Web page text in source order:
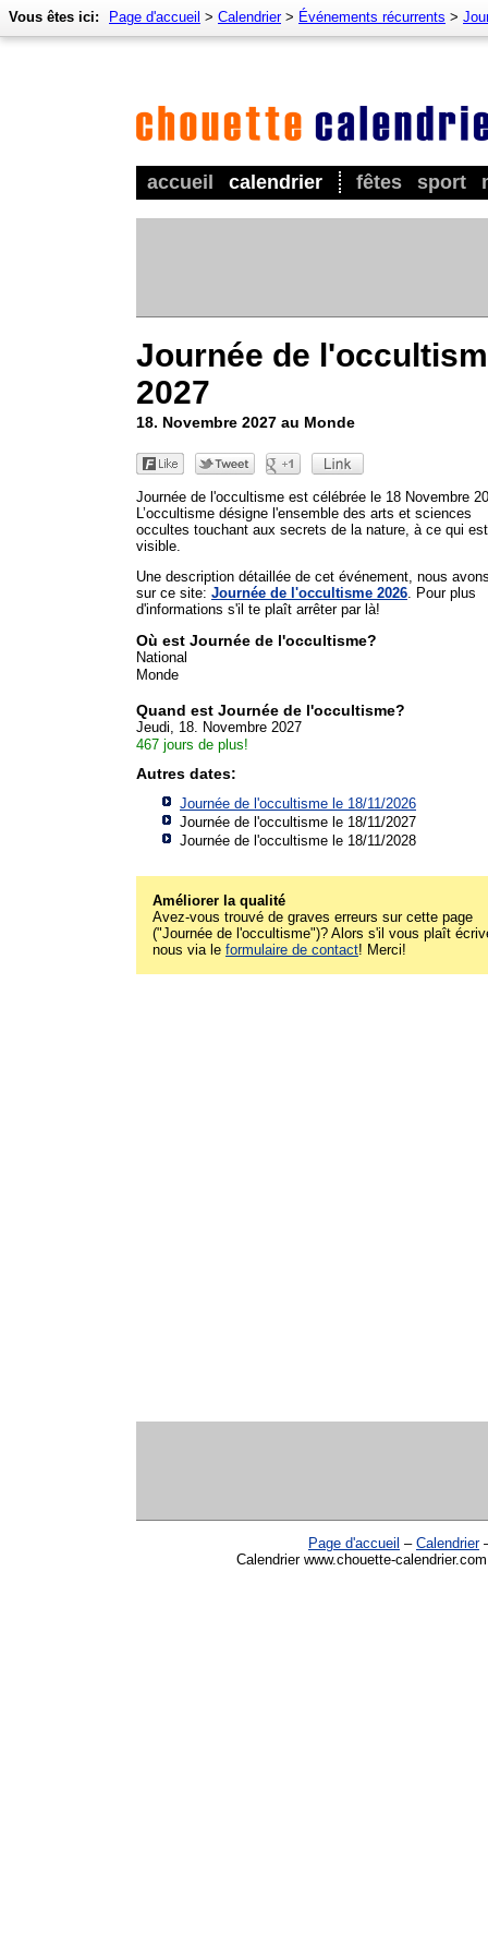
accueil calendrier fêtes sport
Vous êtes ici: Page d'accueil > Calendrier> Événements récurrents >
Journée de
2027
18. Novembre 2027 au Monde
Journée de l'occultisme est célébrée le 18 Novembre
L’occultisme désigne l'ensemble des arts et sciences
occultes touchant aux secrets de la nature, à ce qui
visible.
Une description détaillée de cet événement, nous
sur ce site: Journée de l'occultisme 2026 . Pour plus
d'informations s'il te plaît arrêter par là!
Où est Journée de l'occultisme?
National
Monde
Quand est Journée de l'occultisme?
Jeudi, 18. Novembre 2027
467 jours de plus!
Autres dates:
Journée de l'occultisme le 18/11/2026
Journée de l'occultisme le 18/11/2027
Journée de l'occultisme le 18/11/2028
Améliorer la qualité
Avez-vous trouvé de graves erreurs sur cette page
("Journée de l'occultisme")? Alors s'il vous plaît
nous via le formulaire de contact! Merci!
Page d'accueil – Calendrier
Calendrier www.chouette-